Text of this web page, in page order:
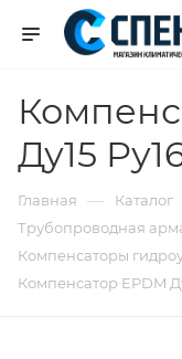
Ду15
Главная — Каталог
Трубопроводная
Компенсаторы
Компенсатор EPDM